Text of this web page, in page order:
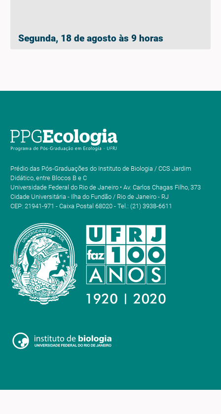
Segunda, 18 de agosto às 9 horas
Prédio das Pós-Graduações do Instituto de Biologia / CCS Jardim
Didático, entre Blocos B e C
Universidade Federal do Rio de Janeiro • Av. Carlos Chagas Filho, 373
Cidade Universitária - Ilha do Fundão / Rio de Janeiro - RJ
CEP: 21941-971 - Caixa Postal 68020 - Tel.: (21) 3938-6611